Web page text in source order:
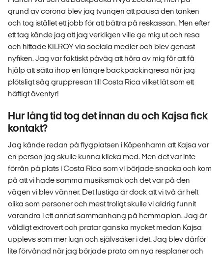
grund av corona blev jag tvungen att pausa den tanken
och tog istället ett jobb för att bättra på reskassan. Men efter
ett tag kände jag att jag verkligen ville ge mig ut och resa
och hittade KILROY via sociala medier och blev genast
nyfiken. Jag var faktiskt påväg att höra av mig för att få
hjälp att sätta ihop en längre backpackingresa när jag
plötsligt såg gruppresan till Costa Rica vilket lät som ett
häftigt äventyr!
Hur lång tid tog det innan du och Kajsa fick
kontakt?
Jag kände redan på flygplatsen i Köpenhamn att Kajsa var
en person jag skulle kunna klicka med. Men det var inte
förrän på plats i Costa Rica som vi började snacka och kom
på att vi hade samma musiksmak och det var på den
vägen vi blev vänner. Det lustiga är dock att vi två är helt
olika som personer och mest troligt skulle vi aldrig funnit
varandra i ett annat sammanhang på hemmaplan. Jag är
väldigt extrovert och pratar ganska mycket medan Kajsa
upplevs som mer lugn och självsäker i det. Jag blev därför
lite förvånad när jag började prata om nya resplaner och